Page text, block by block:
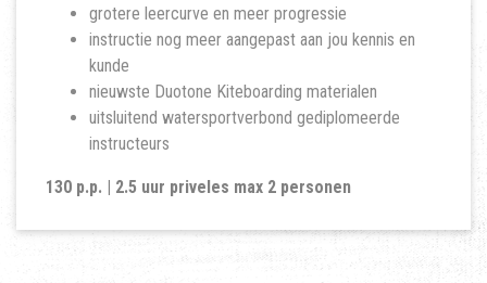
grotere leercurve en meer progressie
instructie nog meer aangepast aan jou kennis en
kunde
nieuwste Duotone Kiteboarding materialen
uitsluitend watersportverbond gediplomeerde
instructeurs
130 p.p. | 2.5 uur priveles max 2 personen